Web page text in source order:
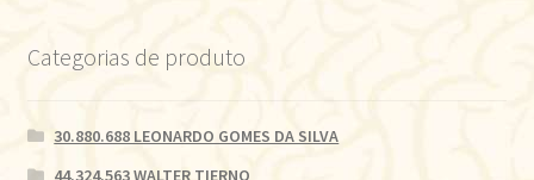
Categorias de produto
30.880.688 LEONARDO GOMES DA SILVA
44.324.563 WALTER TIERNO